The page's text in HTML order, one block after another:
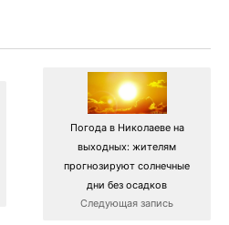
Погода в Николаеве на
выходных: жителям
прогнозируют солнечные
дни без осадков
Следующая запись